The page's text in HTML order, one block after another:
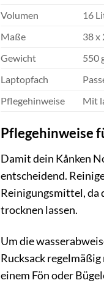
Volumen
16
Maße
38 x
Gewicht
550
Laptopfach
Pflegehinweise
Mit
Pflegehinweise
Damit dein Kånken
entscheidend.
Reinigungsmittel, da
trocknen lassen.
Um die
Rucksack
einem Fön oder